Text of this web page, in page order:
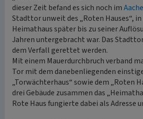
dieser Zeit befand es sich noch im
Stadttor unweit des „Roten Hauses“, in
Heimathaus später bis zu seiner
Jahren untergebracht war. Das
dem Verfall gerettet werden.
Mit einem Mauerdurchbruch verband
Tor mit dem danebenliegenden
„Torwächterhaus“ sowie dem „Roten
drei Gebäude zusammen das
Rote Haus fungierte dabei als Adresse